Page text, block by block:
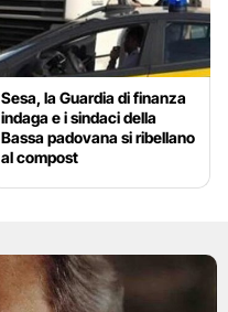
Sesa, la Guardia di finanza
indaga e i sindaci della
Bassa padovana si ribellano
al compost